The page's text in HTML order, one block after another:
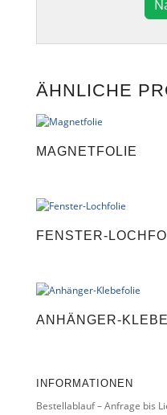
l
r
a
t
:
ÄHNLICHE
MAGNETFOLIE
FENSTER-
ANHÄNGER-
INFORMATIONEN
Bestellablauf – Anfrage bis